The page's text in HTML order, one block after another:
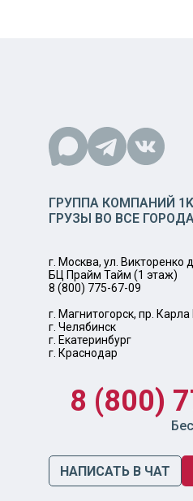
ГРУППА КОМПАНИЙ
ГРУЗЫ ВО ВСЕ
г. Москва, ул. Викторенко
БЦ Прайм Тайм (1 этаж)
8 (800) 775-67-09
г. Магнитогорск, пр.
г. Челябинск
г. Екатеринбург
г. Краснодар
8 (800)
НАПИСАТЬ В ЧАТ